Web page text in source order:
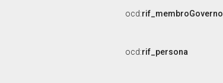
ocd:rif_membroGoverno
ocd:rif_persona